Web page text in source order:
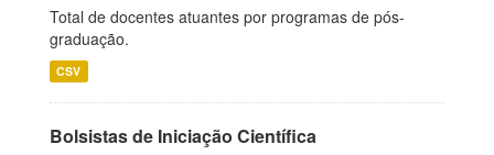
Total de docentes atuantes por programas de pós-
graduação.
CSV
Bolsistas de Iniciação Científica